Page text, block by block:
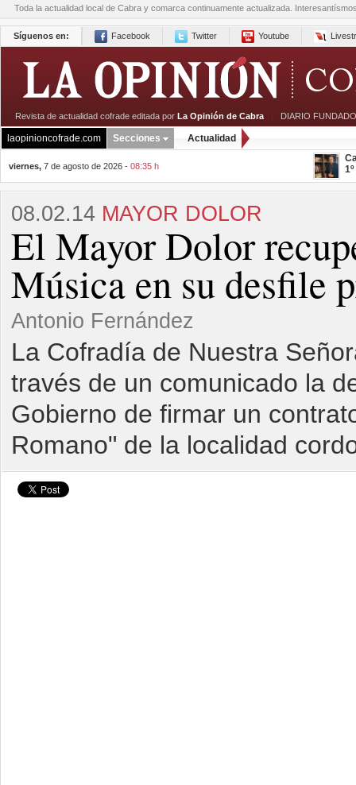
Toda la actualidad local de Cabra y comarca continuamente actualizada.
Síguenos en: Facebook Twitter Youtube
Revista de actualidad cofrade editada por La Opinión de Cabra | DIARIO
laopinioncofrade.com Secciones Actualidad
viernes, 7 de agosto de 2026 - 08:35 h
08.02.14 MAYOR DOLOR
El Mayor Dolor
Música en su desfile
Antonio Fernández
La Cofradía de Nuestra
través de un comunicado la
Gobierno de firmar un
Romano" de la localidad